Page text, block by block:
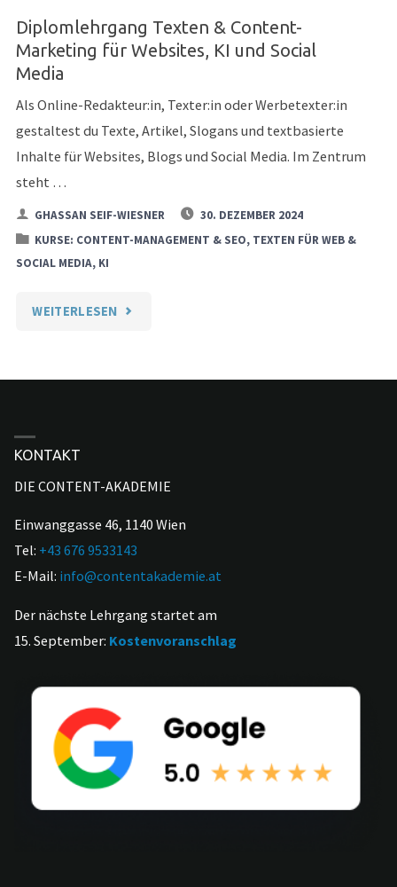
Diplomlehrgang Texten & Content-
Marketing für Websites, KI und Social
Media
Als Online-Redakteur:in, Texter:in oder Werbetexter:in
gestaltest du Texte, Artikel, Slogans und textbasierte
Inhalte für Websites, Blogs und Social Media. Im Zentrum
steht …
GHASSAN SEIF-WIESNER
30. DEZEMBER 2024
KURSE: CONTENT-MANAGEMENT & SEO, TEXTEN FÜR WEB &
SOCIAL MEDIA, KI
WEITERLESEN "DIPLOMLEHRGANG
&
FÜR
WEBSITES,
KI
KONTAKT
DIE CONTENT-AKADEMIE
Einwanggasse 46, 1140 Wien
Tel: +43 676 9533143
E-Mail: info@contentakademie.at
Der nächste Lehrgang startet am
15. September: Kostenvoranschlag